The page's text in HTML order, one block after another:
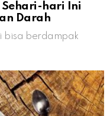
Sehari-hari Ini
Darah
bisa berdampak